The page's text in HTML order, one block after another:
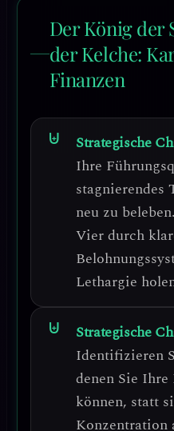
Der König der
der Kelche:
Finanzen
Strategische
Ihre
stagnierendes
neu zu
Vier durch
Lethargie
Strategische
Identifizieren
denen Sie
können, statt
Konzentration